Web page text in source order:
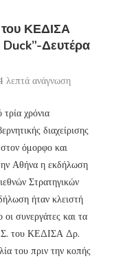
ΚΕΔΙΣΑ
Δευτέρα
λεπτά ανάγνωση
χρόνια
διαχείρισης
όμορφο και
Αθήνα η εκδήλωση
Στρατηγικών
ήταν κλειστή
συνεργάτες και τα
του ΚΕΔΙΣΑ Δρ.
του πριν την κοπής